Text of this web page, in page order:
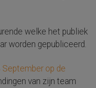
welke het publiek
worden gepubliceerd.
September op de
van zijn team